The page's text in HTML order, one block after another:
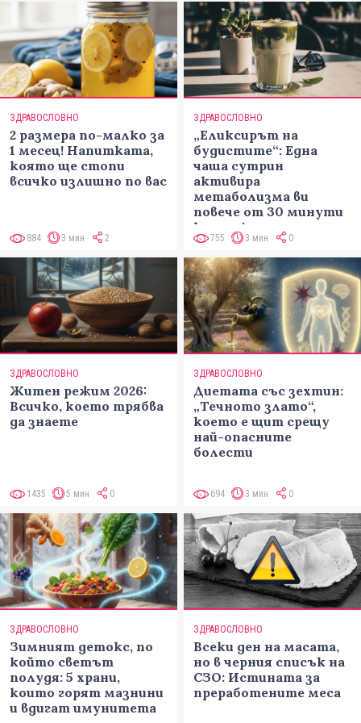
ЗДРАВОСЛОВНО
2 размера по-малко за
1 месец! Напитката,
която ще стопи
всичко излишно по вас
884 3 мин 2
ЗДРАВОСЛОВНО
„Еликсирът на
будистите“: Една
чаша сутрин
активира
метаболизма ви
повече от 30 минути
кардио!
755 3 мин 0
ЗДРАВОСЛОВНО
Житен режим 2026:
Всичко, което трябва
да знаете
1435 5 мин 0
ЗДРАВОСЛОВНО
Диетата със зехтин:
„Течното злато“,
което е щит срещу
най-опасните
болести
694 3 мин 0
ЗДРАВОСЛОВНО
Зимният детокс, по
който светът
полудя: 5 храни,
които горят мазнини
и вдигат имунитета
ЗДРАВОСЛОВНО
Всеки ден на масата,
но в черния списък на
СЗО: Истината за
преработените меса